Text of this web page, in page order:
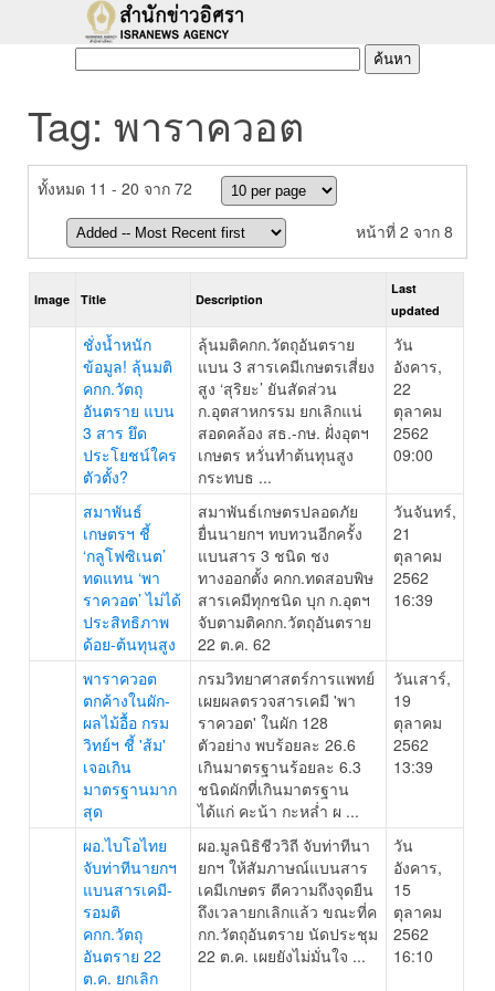
Tag: พาราควอต
ทั้งหมด 11 - 20 จาก 72
หน้าที่ 2 จาก 8
Image Title Description
Last
updated
ชั่งน้ำหนัก
ข้อมูล! ลุ้นมติ
คกก.วัตถุ
อันตราย แบน
3 สาร ยึด
ประโยชน์ใคร
ตัวตั้ง?
ลุ้นมติคกก.วัตถุอันตราย
แบน 3 สารเคมีเกษตรเสี่ยง
สูง ‘สุริยะ’ ยันสัดส่วน
ก.อุตสาหกรรม ยกเลิกแน่
สอดคล้อง สธ.-กษ. ฝั่งอุตฯ
เกษตร หวั่นทำต้นทุนสูง
กระทบธ ...
วัน
อังคาร,
22
ตุลาคม
2562
09:00
สมาพันธ์
เกษตรฯ ชี้
‘กลูโฟซิเนต’
ทดแทน ‘พา
ราควอต’ ไม่ได้
ประสิทธิภาพ
ด้อย-ต้นทุนสูง
สมาพันธ์เกษตรปลอดภัย
ยื่นนายกฯ ทบทวนอีกครั้ง
แบนสาร 3 ชนิด ชง
ทางออกตั้ง คกก.ทดสอบพิษ
สารเคมีทุกชนิด บุก ก.อุตฯ
จับตามติคกก.วัตถุอันตราย
22 ต.ค. 62
วันจันทร์,
21
ตุลาคม
2562
16:39
พาราควอต
ตกค้างในผัก-
ผลไม้อื้อ กรม
วิทย์ฯ ชี้ 'ส้ม'
เจอเกิน
มาตรฐานมาก
สุด
กรมวิทยาศาสตร์การแพทย์
เผยผลตรวจสารเคมี 'พา
ราควอต' ในผัก 128
ตัวอย่าง พบร้อยละ 26.6
เกินมาตรฐานร้อยละ 6.3
ชนิดผักที่เกินมาตรฐาน
ได้แก่ คะน้า กะหล่ำ ผ ...
วันเสาร์,
19
ตุลาคม
2562
13:39
ผอ.ไบโอไทย
จับท่าทีนายกฯ
แบนสารเคมี-
รอมติ
คกก.วัตถุ
อันตราย 22
ต.ค. ยกเลิก
ผอ.มูลนิธิชีววิถี จับท่าทีนา
ยกฯ ให้สัมภาษณ์แบนสาร
เคมีเกษตร ตีความถึงจุดยืน
ถึงเวลายกเลิกแล้ว ขณะที่ค
กก.วัตถุอันตราย นัดประชุม
22 ต.ค. เผยยังไม่มั่นใจ ...
วัน
อังคาร,
15
ตุลาคม
2562
16:10